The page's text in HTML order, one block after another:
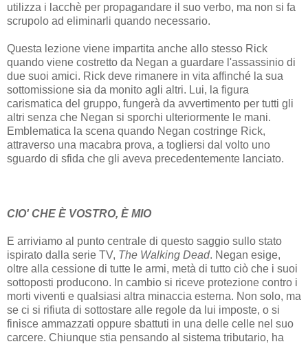
utilizza i lacchè per propagandare il suo verbo, ma non si fa
scrupolo ad eliminarli quando necessario.
Questa lezione viene impartita anche allo stesso Rick
quando viene costretto da Negan a guardare l'assassinio di
due suoi amici. Rick deve rimanere in vita affinché la sua
sottomissione sia da monito agli altri. Lui, la figura
carismatica del gruppo, fungerà da avvertimento per tutti gli
altri senza che Negan si sporchi ulteriormente le mani.
Emblematica la scena quando Negan costringe Rick,
attraverso una macabra prova, a togliersi dal volto uno
sguardo di sfida che gli aveva precedentemente lanciato.
CIO' CHE È VOSTRO, È MIO
E arriviamo al punto centrale di questo saggio sullo stato
ispirato dalla serie TV, The Walking Dead. Negan esige,
oltre alla cessione di tutte le armi, metà di tutto ciò che i suoi
sottoposti producono. In cambio si riceve protezione contro i
morti viventi e qualsiasi altra minaccia esterna. Non solo, ma
se ci si rifiuta di sottostare alle regole da lui imposte, o si
finisce ammazzati oppure sbattuti in una delle celle nel suo
carcere. Chiunque stia pensando al sistema tributario, ha